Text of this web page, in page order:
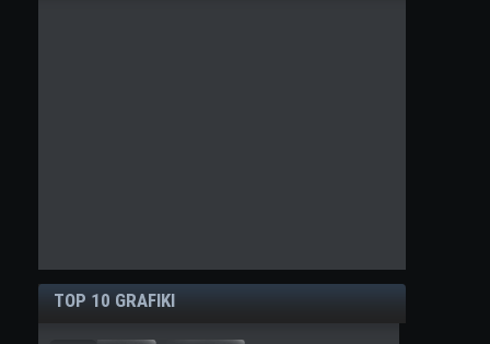
TOP 10 GRAFIKI